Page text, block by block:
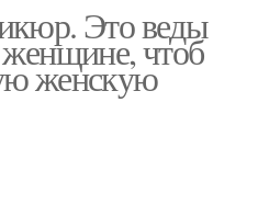
Это веды
женщине, чтоб
женскую